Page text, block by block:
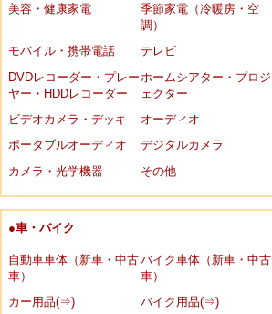
美容・健康家電
季節家電（冷暖房・空
調）
モバイル・携帯電話
テレビ
DVDレコーダー・プレー
ヤー・HDDレコーダー
ホームシアター・プロジ
ェクター
ビデオカメラ・デッキ
オーディオ
ポータブルオーディオ
デジタルカメラ
カメラ・光学機器
その他
●車・バイク
自動車車体（新車・中古
車）
バイク車体（新車・中古
車）
カー用品(⇒)
バイク用品(⇒)